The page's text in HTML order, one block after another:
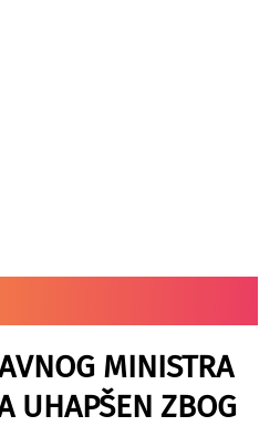
MINISTRA
UHAPŠEN ZBOG